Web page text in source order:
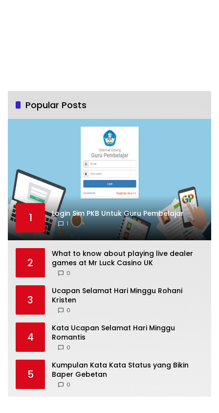
Popular Posts
1 Login Sim PKB Untuk Guru Pembelajar
1
2
What to know about playing live dealer
games at Mr Luck Casino UK
0
3
Ucapan Selamat Hari Minggu Rohani
Kristen
0
4
Kata Ucapan Selamat Hari Minggu
Romantis
0
5
Kumpulan Kata Kata Status yang Bikin
Baper Gebetan
0